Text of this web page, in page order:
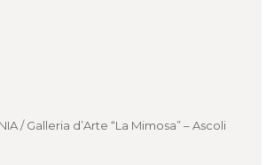
/ Galleria d’Arte “La Mimosa” – Ascoli